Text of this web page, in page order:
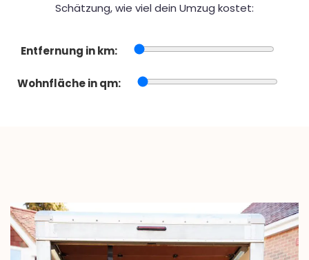
Schätzung, wie viel dein Umzug kostet:
Entfernung in km:
Wohnfläche in qm: